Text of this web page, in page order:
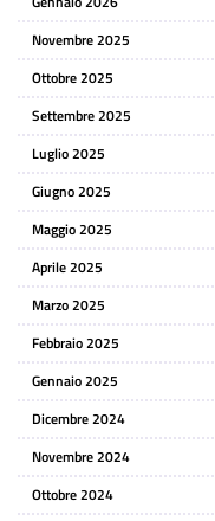
Novembre 2025
Ottobre 2025
Settembre 2025
Luglio 2025
Giugno 2025
Maggio 2025
Aprile 2025
Marzo 2025
Febbraio 2025
Gennaio 2025
Dicembre 2024
Novembre 2024
Ottobre 2024